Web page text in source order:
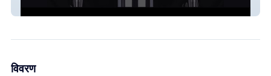
Jack's Cider
विवरण